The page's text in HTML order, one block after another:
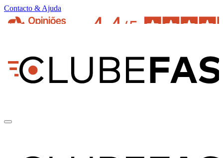
Contacto & Ajuda